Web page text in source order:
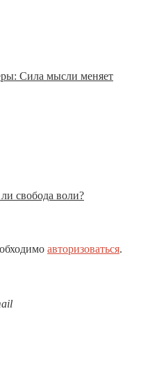
Сила мысли меняет
свобода воли?
авторизоваться.